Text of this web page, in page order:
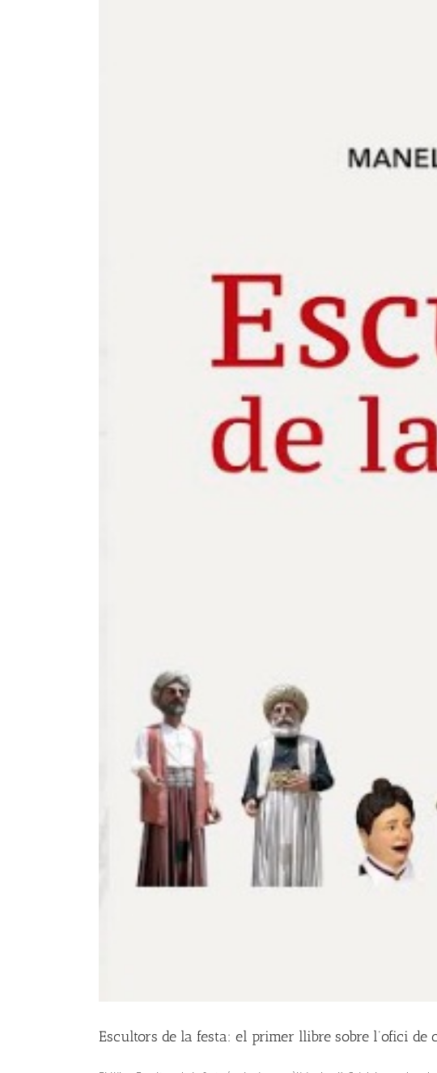
Escultors de la festa: el primer llibre sobre l’ofici de